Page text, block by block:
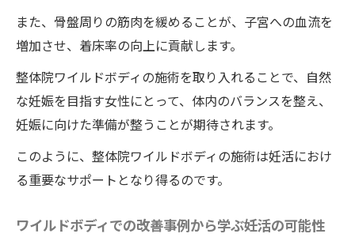
心地良い整体で妊活をサポートするワイルドボ
ディの新たな選択肢
徳島県での整体院選びのポイント
ストレスフリーな環境で受ける整体院ワイ
妊活中の方におすすめの整体院ワイルドボ
ディの施術
整体院ワイルドボディの施術で得る心身の
また、骨盤周りの筋肉を緩めることが、子宮への血流を
増加させ、着床率の向上に貢献します。
整体院ワイルドボディの施術を取り入れることで、自然
な妊娠を目指す女性にとって、体内のバランスを整え、
妊娠に向けた準備が整うことが期待されます。
このように、整体院ワイルドボディの施術は妊活におけ
る重要なサポートとなり得るのです。
ワイルドボディでの改善事例から学ぶ妊活の可能性